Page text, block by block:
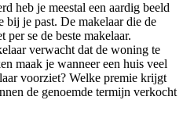
heb je meestal een aardig beeld
bij je past. De makelaar die de
se de beste makelaar.
verwacht dat de woning te
maak je wanneer een huis veel
voorziet? Welke premie krijgt
de genoemde termijn verkocht